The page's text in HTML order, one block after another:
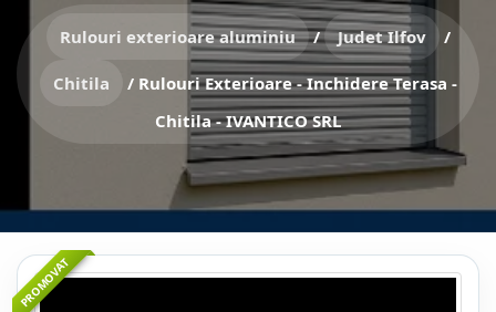
Rulouri exterioare aluminiu / Judet Ilfov /
Chitila / Rulouri Exterioare - Inchidere Terasa -
Chitila - IVANTICO SRL
PROMOVAT